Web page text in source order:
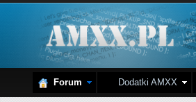
Forum Dodatki AMXX